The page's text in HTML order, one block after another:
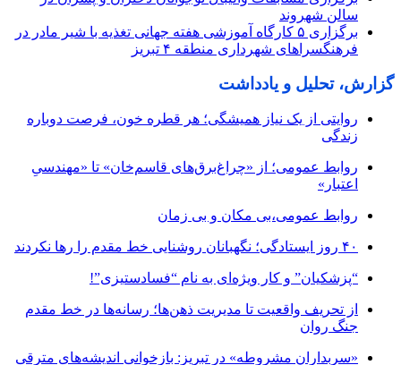
سالن شهروند
برگزاری ۵ کارگاه آموزشی هفته جهانی تغذیه با شیر مادر در
فرهنگسراهای شهرداری منطقه ۴ تبریز
گزارش، تحلیل و یادداشت
روایتی از یک نیاز همیشگی؛ هر قطره خون، فرصت دوباره
زندگی
روابط عمومی؛ از «چراغ‌برق‌های قاسم‌خان» تا «مهندسیِ
اعتبار»
روابط عمومی،بی مکان و بی زمان
۴۰ روز ایستادگی؛ نگهبانان روشنایی خط مقدم را رها نکردند
“پزشکیان” و کار ویژه‌ای به نام “فسادستیزی”!
از تحریف واقعیت تا مدیریت ذهن‌ها؛ رسانه‌ها در خط مقدم
جنگ روان
«سربداران مشروطه» در تبریز: بازخوانی اندیشه‌های مترقی